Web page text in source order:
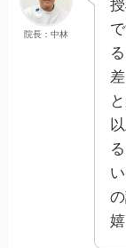
院長：中林